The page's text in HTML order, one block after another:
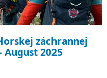
záchrannej
August 2025